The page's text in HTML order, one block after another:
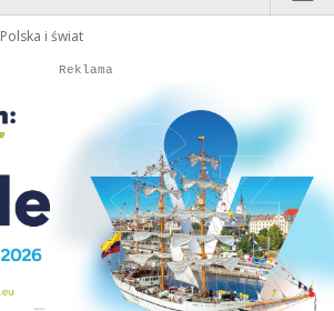
Polska i świat
Autopromocja
Reklama
Autopromocja